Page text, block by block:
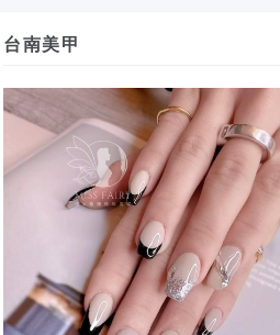
台南美甲